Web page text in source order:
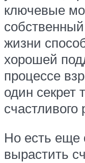
ключевые
жизни
хорошей
процессе
один секрет
счастливого
Но есть еще
вырастить